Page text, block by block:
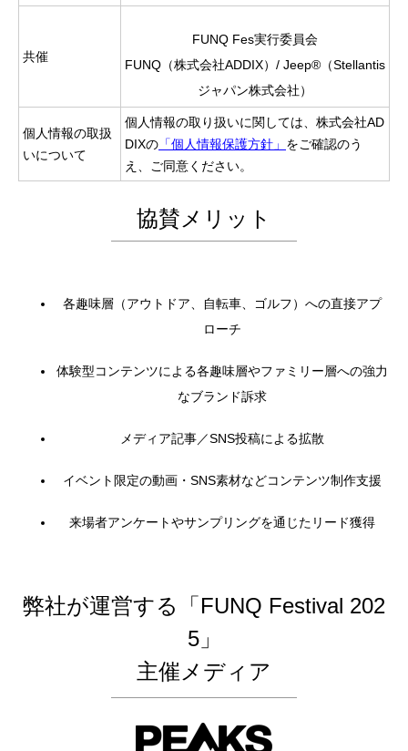
共催
FUNQ Fes実行委員会
FUNQ（株式会社ADDIX）/ Jeep®（Stellantis
ジャパン株式会社）
個人情報の取扱
いについて
個人情報の取り扱いに関しては、株式会社AD
DIXの 「個人情報保護方針」 をご確認のう
え、ご同意ください。
協賛メリット
各趣味層（アウトドア、自転車、ゴルフ）への直接アプ
ローチ
体験型コンテンツによる各趣味層やファミリー層への強力
なブランド訴求
メディア記事／SNS投稿による拡散
イベント限定の動画・SNS素材などコンテンツ制作支援
来場者アンケートやサンプリングを通じたリード獲得
弊社が運営する
「FUNQ Festival 202
5」
主催メディア